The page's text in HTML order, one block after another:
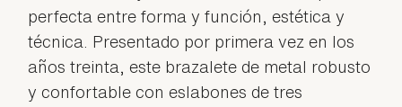
perfecta entre forma y función, estética y
técnica. Presentado por primera vez en los
años treinta, este brazalete de metal robusto
y confortable con eslabones de tres